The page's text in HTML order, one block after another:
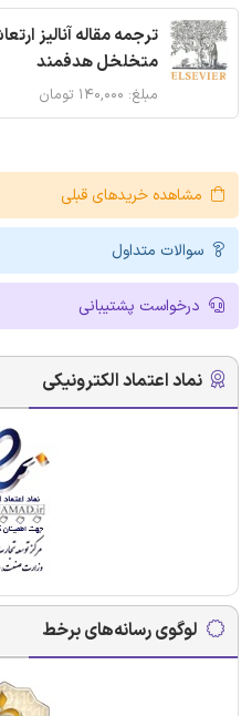
ترجمه مقاله آنالیز
متخلخل هدفمند
مبلغ: ۱۴۰,۰۰۰ تومان
مشاهده خریدهای قبلی
سوالات متداول
درخواست پشتیبانی
نماد اعتماد الکترونیکی
لوگوی رسانه‌های برخط